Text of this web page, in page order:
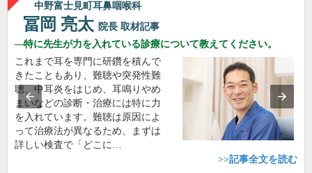
中野富士見町耳鼻咽喉科
冨岡 亮太 院長 取材記事
特に先生が力を入れている診療について教えてください。
これまで耳を専門に研鑽を積んで
きたこともあり、難聴や突発性難
聴、中耳炎をはじめ、耳鳴りやめ
まいなどの診断・治療には特に力
を入れています。難聴は原因によ
って治療法が異なるため、まずは
詳しい検査で「どこに…
>>記事全文を読む